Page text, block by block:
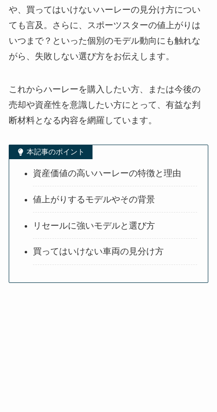
や、買ってはいけないハーレーの見分け方につい
ても言及。さらに、スポーツスターの値上がりは
いつまで？といった個別のモデル動向にも触れな
がら、失敗しない選び方をお伝えします。
これからハーレーを購入したい方、または今後の
売却や資産性を意識したい方にとって、有益な判
断材料となる内容を網羅しています。
本記事のポイント
資産価値の高いハーレーの特徴と理由
値上がりするモデルやその背景
リセールに強いモデルと選び方
買ってはいけない車両の見分け方